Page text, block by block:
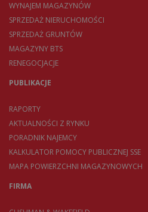
WYNAJEM MAGAZYNÓW
SPRZEDAŻ NIERUCHOMOŚCI
SPRZEDAŻ GRUNTÓW
MAGAZYNY BTS
RENEGOCJACJE
PUBLIKACJE
RAPORTY
AKTUALNOŚCI Z RYNKU
PORADNIK NAJEMCY
KALKULATOR POMOCY PUBLICZNEJ SSE
MAPA POWIERZCHNI MAGAZYNOWYCH
FIRMA